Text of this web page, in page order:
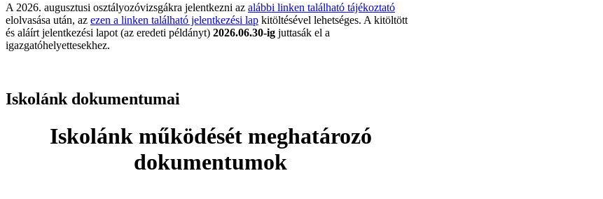
A 2026. augusztusi osztályozóvizsgákra jelentkezni az alábbi linken található tájékoztató
elolvasása után, az ezen a linken található jelentkezési lap kitöltésével lehetséges. A kitöltött
és aláírt jelentkezési lapot (az eredeti példányt) 2026.06.30-ig juttasák el a
igazgatóhelyettesekhez.
Iskolánk dokumentumai
Iskolánk működését meghatározó
dokumentumok